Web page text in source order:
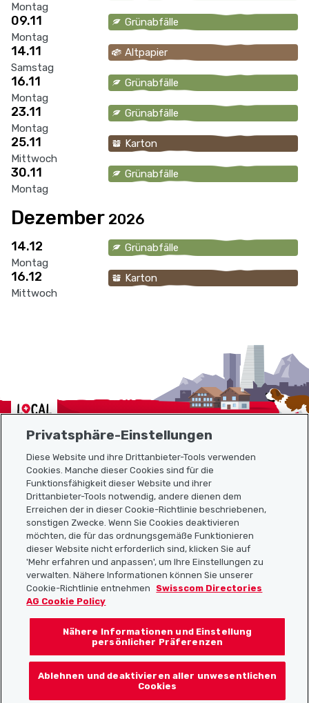
Montag
09.11
Montag
Grünabfälle
14.11
Samstag
Altpapier
16.11
Montag
Grünabfälle
23.11
Montag
Grünabfälle
25.11
Mittwoch
Karton
30.11
Montag
Grünabfälle
Dezember 2026
14.12
Montag
Grünabfälle
16.12
Mittwoch
Karton
Localcities
Sitemap
Nützliche Links
Localcities App herunterladen
Folgt uns auf:
Privatsphäre-Einstellungen
Diese Website und ihre Drittanbieter-Tools verwenden
Cookies. Manche dieser Cookies sind für die
Funktionsfähigkeit dieser Website und ihrer
Drittanbieter-Tools notwendig, andere dienen dem
Erreichen der in dieser Cookie-Richtlinie beschriebenen,
sonstigen Zwecke. Wenn Sie Cookies deaktivieren
möchten, die für das ordnungsgemäße Funktionieren
dieser Website nicht erforderlich sind, klicken Sie auf
'Mehr erfahren und anpassen', um Ihre Einstellungen zu
verwalten. Nähere Informationen können Sie unserer
Cookie-Richtlinie entnehmen
Swisscom Directories
AG Cookie Policy
Nähere Informationen und Einstellung
persönlicher Präferenzen
Ablehnen und deaktivieren aller unwesentlichen
Cookies